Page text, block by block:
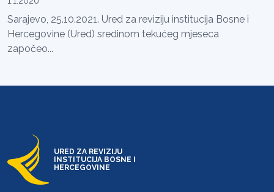
Sarajevo, 25.10.2021. Ured za reviziju institucija Bosne i
Hercegovine (Ured) sredinom tekućeg mjeseca
započeo...
URED ZA REVIZIJU
INSTITUCIJA BOSNE I
HERCEGOVINE